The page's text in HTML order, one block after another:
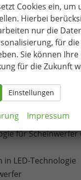
mit 8,25"
/ Bluetooth-
und
für die
mit kostenloser
mit
in Heckspoiler
für Scheinwerfer
in LED-Technologie
Cookies ein, um
Hierbei
nur die
für
Sie können
für die Zukunft
Einstellungen
Impressum